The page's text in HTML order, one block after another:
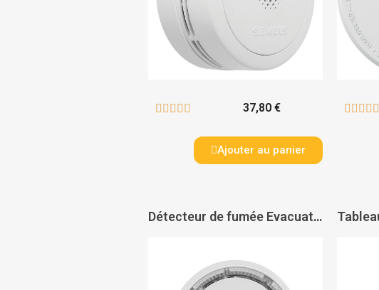
     37,80 €
Ajouter au panier
    
Détecteur de fumée Evacuate autonomie 10 ans - EVACUATE